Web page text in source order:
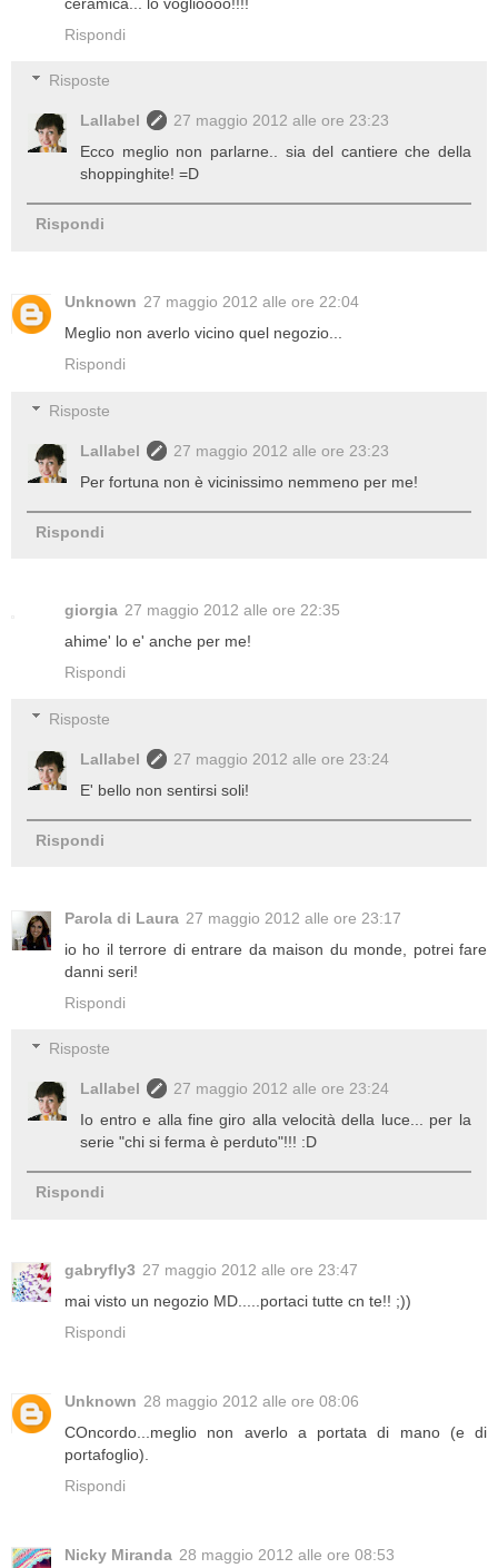
Rispondi
Risposte
Lallabel
27 maggio 2012 alle ore 23:23
Ecco meglio non parlarne.. sia del cantiere che della
shoppinghite! =D
Rispondi
Unknown 27 maggio 2012 alle ore 22:04
Meglio non averlo vicino quel negozio...
Rispondi
Risposte
Lallabel
27 maggio 2012 alle ore 23:23
Per fortuna non è vicinissimo nemmeno per me!
Rispondi
giorgia 27 maggio 2012 alle ore 22:35
ahime' lo e' anche per me!
Rispondi
Risposte
Lallabel
27 maggio 2012 alle ore 23:24
E' bello non sentirsi soli!
Rispondi
Parola di Laura 27 maggio 2012 alle ore 23:17
io ho il terrore di entrare da maison du monde, potrei fare
danni seri!
Rispondi
Risposte
Lallabel
27 maggio 2012 alle ore 23:24
Io entro e alla fine giro alla velocità della luce... per la
serie "chi si ferma è perduto"!!! :D
Rispondi
gabryfly3 27 maggio 2012 alle ore 23:47
mai visto un negozio MD.....portaci tutte cn te!! ;))
Rispondi
Unknown 28 maggio 2012 alle ore 08:06
COncordo...meglio non averlo a portata di mano (e di
portafoglio).
Rispondi
Nicky Miranda 28 maggio 2012 alle ore 08:53